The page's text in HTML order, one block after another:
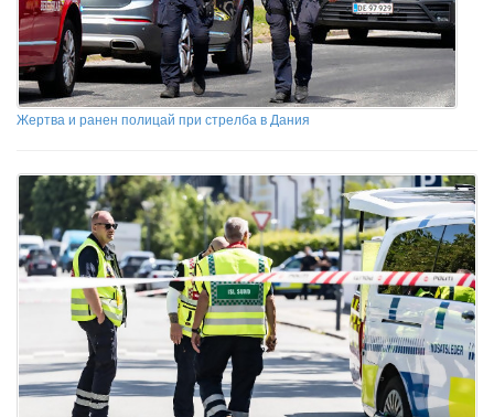
Жертва и ранен полицай при стрелба в Дания